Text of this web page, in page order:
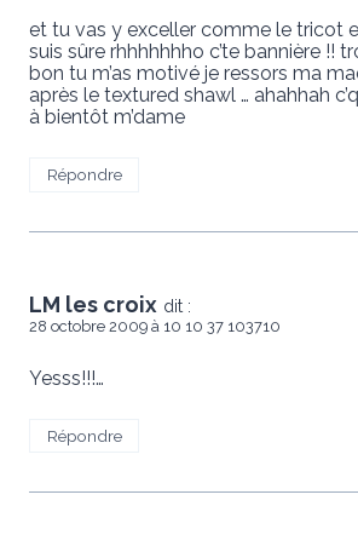
et tu vas y exceller comme le tricot
suis sûre rhhhhhhho c’te bannière !!
bon tu m’as motivé je ressors ma
après le textured shawl … ahahhah
à bientôt m’dame
Répondre
LM les croix dit :
28 octobre 2009 à 10 10 37 103710
Yesss!!!…
Répondre